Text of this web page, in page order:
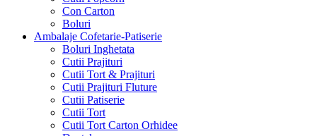
Con Carton
Boluri
Ambalaje Cofetarie-Patiserie
Boluri Inghetata
Cutii Prajituri
Cutii Tort & Prajituri
Cutii Prajituri Fluture
Cutii Patiserie
Cutii Tort
Cutii Tort Carton Orhidee